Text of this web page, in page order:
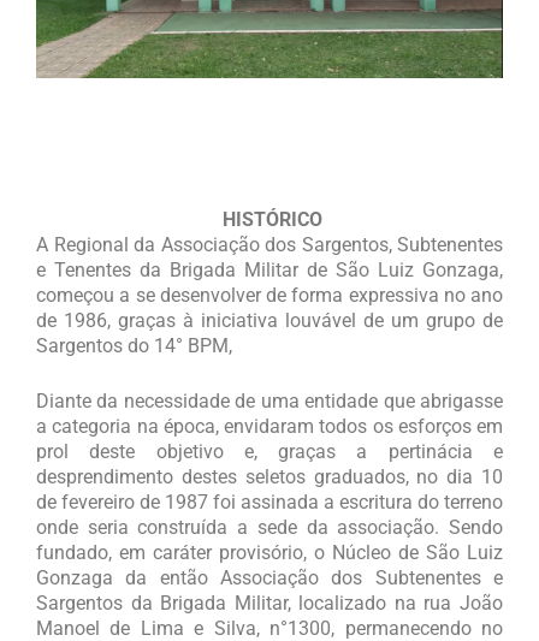
HISTÓRICO
A Regional da Associação dos Sargentos, Subtenentes
e Tenentes da Brigada Militar de São Luiz Gonzaga,
começou a se desenvolver de forma expressiva no ano
de 1986, graças à iniciativa louvável de um grupo de
Sargentos do 14° BPM,
Diante da necessidade de uma entidade que abrigasse
a categoria na época, envidaram todos os esforços em
prol deste objetivo e, graças a pertinácia e
desprendimento destes seletos graduados, no dia 10
de fevereiro de 1987 foi assinada a escritura do terreno
onde seria construída a sede da associação. Sendo
fundado, em caráter provisório, o Núcleo de São Luiz
Gonzaga da então Associação dos Subtenentes e
Sargentos da Brigada Militar, localizado na rua João
Manoel de Lima e Silva, n°1300, permanecendo no